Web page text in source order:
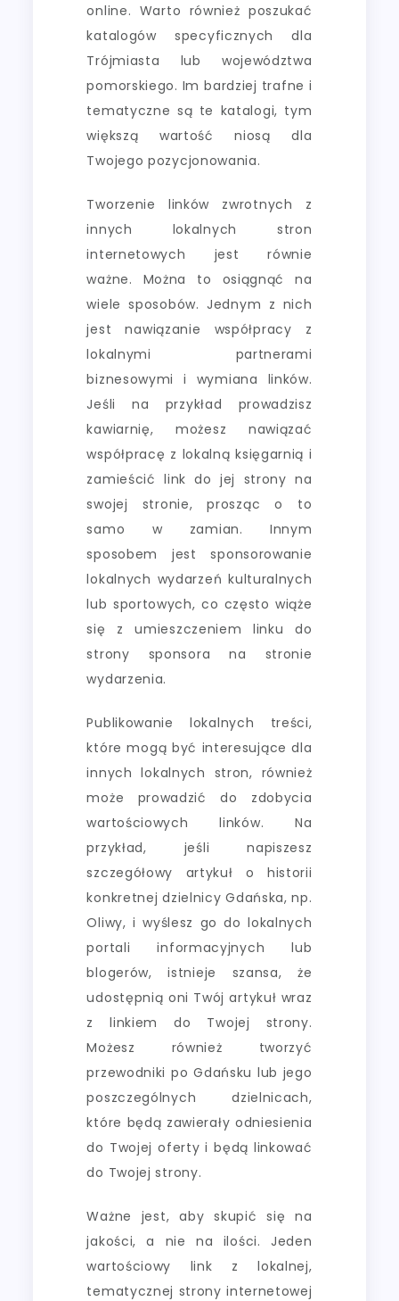
online. Warto również poszukać
katalogów specyficznych dla
Trójmiasta lub województwa
pomorskiego. Im bardziej trafne i
tematyczne są te katalogi, tym
większą wartość niosą dla
Twojego pozycjonowania.
Tworzenie linków zwrotnych z
innych lokalnych stron
internetowych jest równie
ważne. Można to osiągnąć na
wiele sposobów. Jednym z nich
jest nawiązanie współpracy z
lokalnymi partnerami
biznesowymi i wymiana linków.
Jeśli na przykład prowadzisz
kawiarnię, możesz nawiązać
współpracę z lokalną księgarnią i
zamieścić link do jej strony na
swojej stronie, prosząc o to
samo w zamian. Innym
sposobem jest sponsorowanie
lokalnych wydarzeń kulturalnych
lub sportowych, co często wiąże
się z umieszczeniem linku do
strony sponsora na stronie
wydarzenia.
Publikowanie lokalnych treści,
które mogą być interesujące dla
innych lokalnych stron, również
może prowadzić do zdobycia
wartościowych linków. Na
przykład, jeśli napiszesz
szczegółowy artykuł o historii
konkretnej dzielnicy Gdańska, np.
Oliwy, i wyślesz go do lokalnych
portali informacyjnych lub
blogerów, istnieje szansa, że
udostępnią oni Twój artykuł wraz
z linkiem do Twojej strony.
Możesz również tworzyć
przewodniki po Gdańsku lub jego
poszczególnych dzielnicach,
które będą zawierały odniesienia
do Twojej oferty i będą linkować
do Twojej strony.
Ważne jest, aby skupić się na
jakości, a nie na ilości. Jeden
wartościowy link z lokalnej,
tematycznej strony internetowej